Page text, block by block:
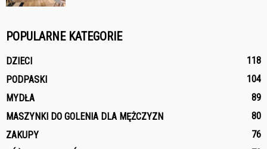
POPULARNE KATEGORIE
DZIECI
118
PODPASKI
104
MYDŁA
89
MASZYNKI DO GOLENIA DLA MĘŻCZYZN
80
ZAKUPY
76